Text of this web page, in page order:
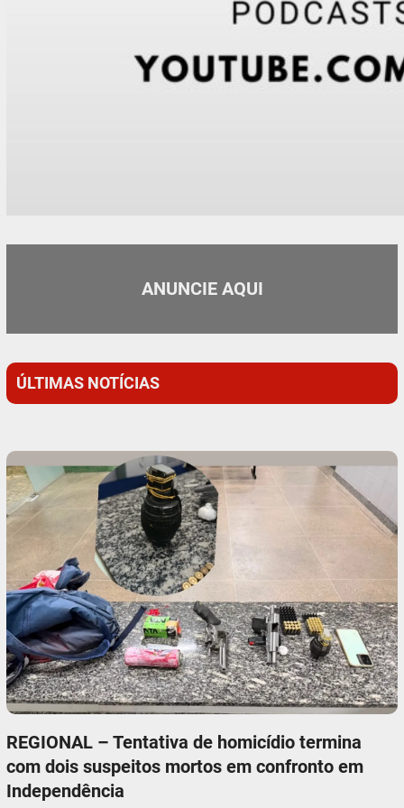
ANUNCIE AQUI
ÚLTIMAS NOTÍCIAS
REGIONAL – Tentativa de homicídio termina
com dois suspeitos mortos em confronto em
Independência